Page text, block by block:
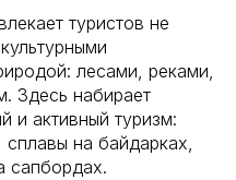
туристов не
лесами, реками,
Здесь набирает
и активный туризм:
на байдарках,
сапбордах.